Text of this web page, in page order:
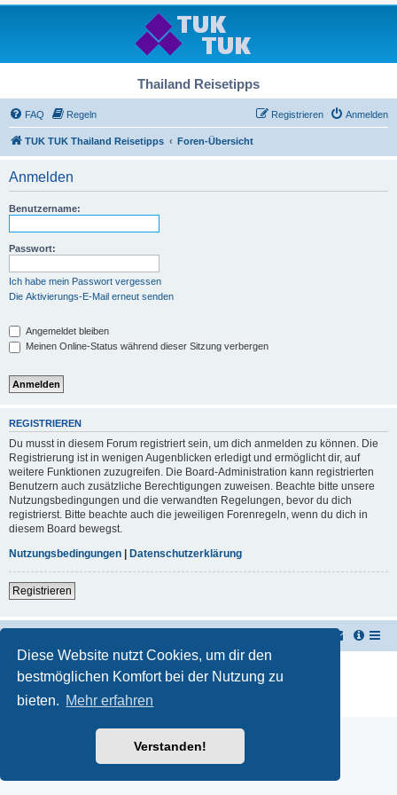
Diese Website nutzt Cookies, um dir den
bestmöglichen Komfort bei der Nutzung zu
bieten. Mehr erfahren
Verstanden!
Thailand Reisetipps
FAQ Regeln Anmelden
Registrieren
TUK TUK Thailand Reisetipps Foren-Übersicht
Anmelden
Benutzername:
Passwort:
Ich habe mein Passwort vergessen
Die Aktivierungs-E-Mail erneut senden
Angemeldet bleiben
Meinen Online-Status während dieser Sitzung verbergen
REGISTRIEREN
Du musst in diesem Forum registriert sein, um dich anmelden zu können. Die
Registrierung ist in wenigen Augenblicken erledigt und ermöglicht dir, auf
weitere Funktionen zuzugreifen. Die Board-Administration kann registrierten
Benutzern auch zusätzliche Berechtigungen zuweisen. Beachte bitte unsere
Nutzungsbedingungen und die verwandten Regelungen, bevor du dich
registrierst. Bitte beachte auch die jeweiligen Forenregeln, wenn du dich in
diesem Board bewegst.
Nutzungsbedingungen
Datenschutzerklärung
Registrieren
Deutsche Übersetzung durchphpBB.de
Datenschutz